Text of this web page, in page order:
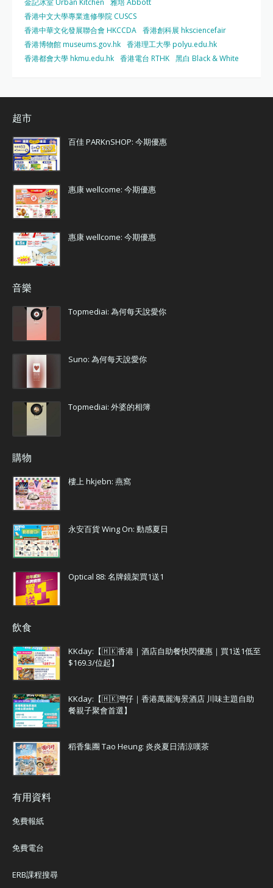
金記冰室 Urban Kitchen
雅培 Abbott
香港中文大學專業進修學院 CUSCS
香港中華文化發展聯合會 HKCCDA 香港創科展 hksciencefair
香港博物館 museums.gov.hk 香港理工大學 polyu.edu.hk
香港都會大學 hkmu.edu.hk 香港電台 RTHK 黑白 Black & White
超市
百佳 PARKnSHOP: 今期優惠
惠康 wellcome: 今期優惠
惠康 wellcome: 今期優惠
音樂
Topmediai: 為何每天說愛你
Suno: 為何每天說愛你
Topmediai: 外婆的相簿
購物
樓上 hkjebn: 燕窩
永安百貨 Wing On: 動感夏日
Optical 88: 名牌鏡架買1送1
飲食
KKday:【🇭🇰香港｜酒店自助餐快閃優惠｜買1送1低至
$169.3/位起】
KKday:【🇭🇰灣仔｜香港萬麗海景酒店 川味主題自助
餐親子聚會首選】
稻香集團 Tao Heung: 炎炎夏日清涼嘆茶
有用資料
免費報紙
免費電台
ERB課程搜尋